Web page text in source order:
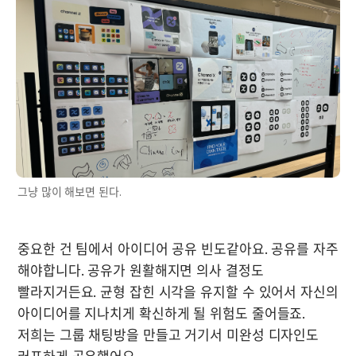
그냥 많이 해보면 된다.
중요한 건 팀에서 아이디어 공유 빈도같아요. 공유를 자주
해야합니다. 공유가 원활해지면 의사 결정도
빨라지거든요. 균형 잡힌 시각을 유지할 수 있어서 자신의
아이디어를 지나치게 확신하게 될 위험도 줄어들죠.
저희는 그룹 채팅방을 만들고 거기서 미완성 디자인도